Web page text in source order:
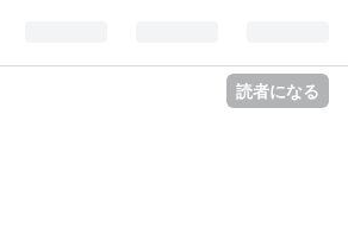
読者になる